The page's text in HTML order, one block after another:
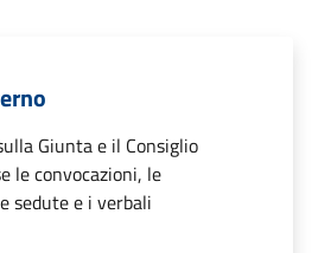
Giunta e il Consiglio
le convocazioni, le
sedute e i verbali